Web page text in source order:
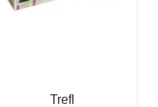
Trefl